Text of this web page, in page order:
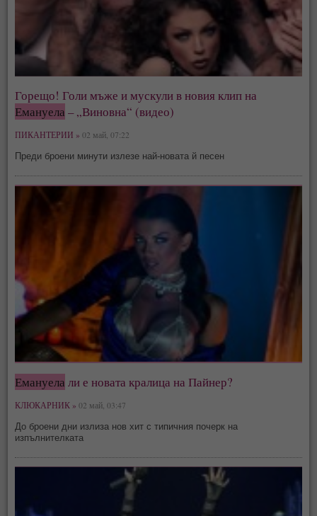
Горещо! Голи мъже и мускули в новия клип на
Емануела – „Виновна“ (видео)
ПИКАНТЕРИИ » 02 май, 07:22
Преди броени минути излезе най-новата й песен
Емануела ли е новата кралица на Пайнер?
КЛЮКАРНИК » 02 май, 03:47
До броени дни излиза нов хит с типичния почерк на
изпълнителката